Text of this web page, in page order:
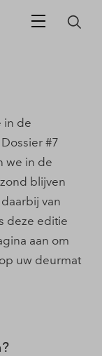
in de
#7
we in de
blijven
van
deze editie
aan om
uw deurmat